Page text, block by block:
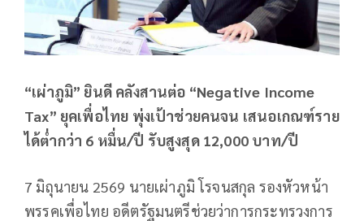
“เผ่าภูมิ” ยินดี คลังสานต่อ “Negative Income
Tax” ยุคเพื่อไทย พุ่งเป้าช่วยคนจน เสนอเกณฑ์ราย
ได้ต่ำกว่า 6 หมื่น/ปี รับสูงสุด 12,000 บาท/ปี
7 มิถุนายน 2569 นายเผ่าภูมิ โรจนสกุล รองหัวหน้า
พรรคเพื่อไทย อดีตรัฐมนตรีช่วยว่าการกระทรวงการ